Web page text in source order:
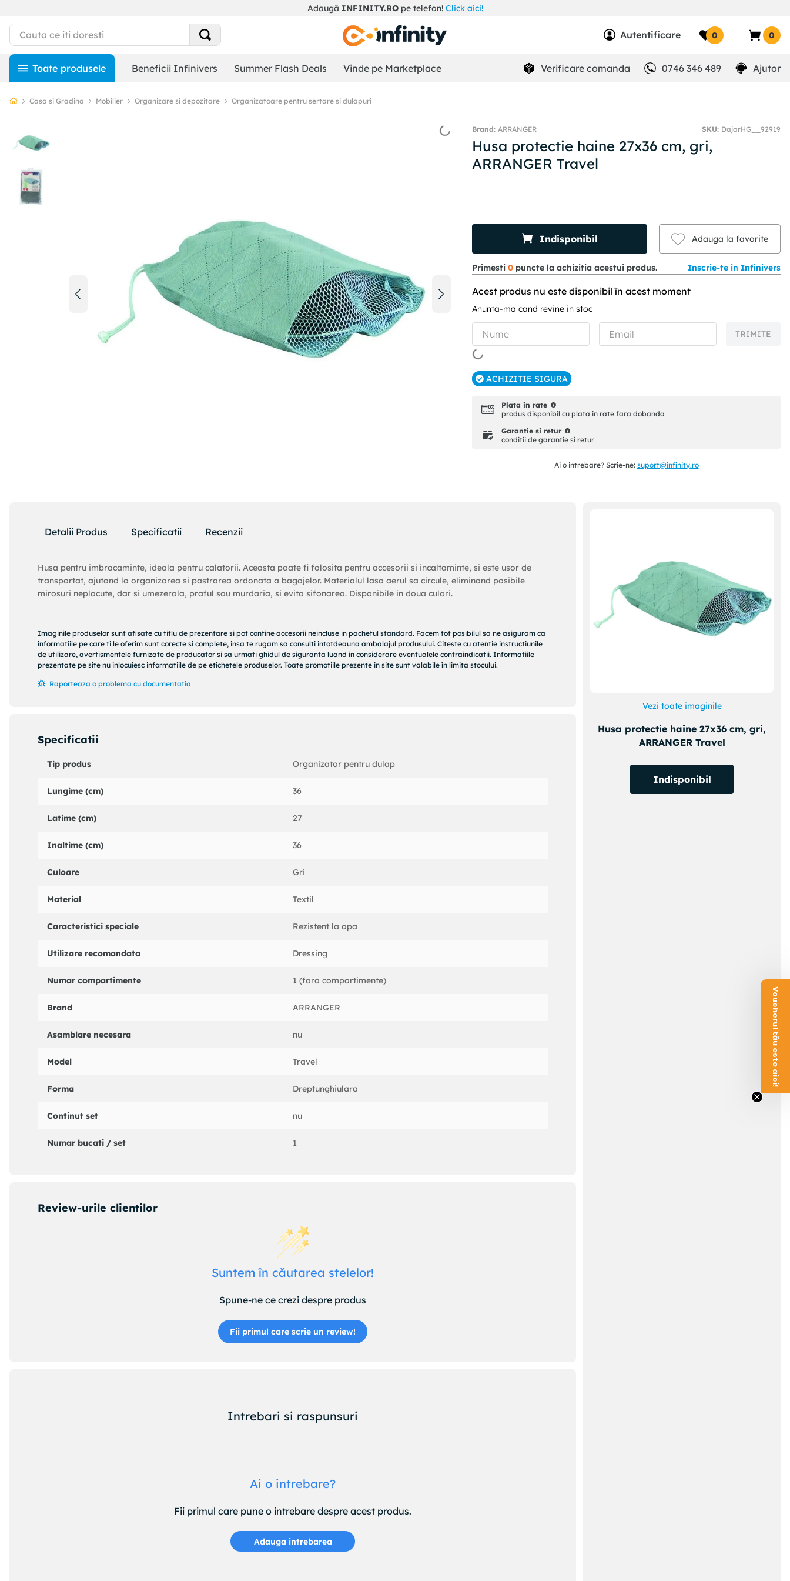
Adaugă INFINITY.ROpe telefon! Click aici!
Autentificare 0 0
Beneficii Infinivers Summer Flash Deals Vinde pe Marketplace Verificare comanda 0746 346 489 Ajutor
Casa si Gradina Mobilier Organizare si depozitare Organizatoare pentru sertare si dulapuri
ARRANGER SKU: DajarHG__92919
Husa protectie haine 27x36 cm, gri,
ARRANGER Travel
Indisponibil Adauga la favorite
Primesti0 puncte la achizitia acestui produs. Inscrie-te in Infinivers
Acest produs nu este disponibil în acest moment
Anunta-ma cand revine in stoc
TRIMITE
ACHIZITIE SIGURA
Plata in rate
produs disponibil cu plata in rate fara dobanda
Garantie si retur
conditii de garantie si retur
Ai o intrebare? Scrie-ne: suport@infinity.ro
Detalii Produs Specificatii Recenzii
Husa pentru imbracaminte, ideala pentru calatorii. Aceasta poate fi folosita pentru accesorii si incaltaminte, si este usor de
transportat, ajutand la organizarea si pastrarea ordonata a bagajelor. Materialul lasa aerul sa circule, eliminand posibile
mirosuri neplacute, dar si umezerala, praful sau murdaria, si evita sifonarea. Disponibile in doua culori.
Imaginile produselor sunt afisate cu titlu de prezentare si pot contine accesorii neincluse in pachetul standard. Facem tot posibilul sa ne asiguram ca
informatiile pe care ti le oferim sunt corecte si complete, insa te rugam sa consulti intotdeauna ambalajul produsului. Citeste cu atentie instructiunile
de utilizare, avertismentele furnizate de producator si sa urmati ghidul de siguranta luand in considerare eventualele contraindicatii. Informatiile
prezentate pe site nu inlocuiesc informatiile de pe etichetele produselor. Toate promotiile prezente in site sunt valabile în limita stocului.
Raporteaza o problema cu documentatia
Specificatii
Tip produs Organizator pentru dulap
Lungime (cm) 36
Latime (cm) 27
Inaltime (cm) 36
Culoare Gri
Material Textil
Caracteristici speciale Rezistent la apa
Utilizare recomandata Dressing
Numar compartimente 1 (fara compartimente)
Brand ARRANGER
Asamblare necesara nu
Model Travel
Forma Dreptunghiulara
Continut set nu
Numar bucati / set 1
Review-urile clientilor
Suntem în căutarea stelelor!
Spune-ne ce crezi despre produs
Fii primul care scrie un review!
Intrebari si raspunsuri
Ai o intrebare?
Fii primul care pune o intrebare despre acest produs.
Adauga intrebarea
Vezi toate imaginile
Husa protectie haine 27x36 cm, gri,
ARRANGER Travel
Indisponibil
Voucherul tău este aici!